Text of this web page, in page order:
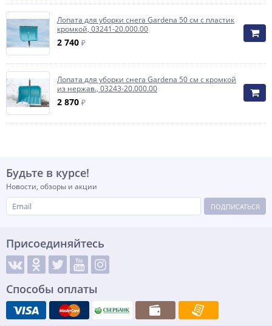
Лопата для уборки снега Gardena 50 см с пластик
кромкой, 03241-20.000.00
2 740 ₽
Лопата для уборки снега Gardena 50 см с кромкой
из нержав., 03243-20.000.00
2 870 ₽
Будьте в курсе!
Новости, обзоры и акции
ПОДПИСАТЬСЯ
Присоединяйтесь
Способы оплаты